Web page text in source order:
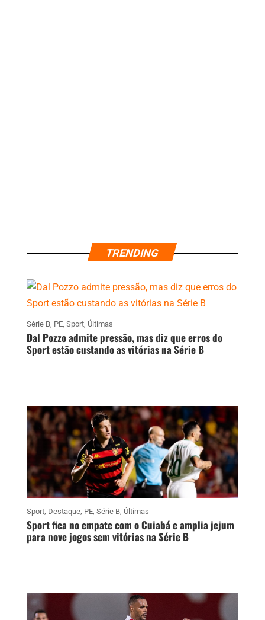
TRENDING
Série B, PE, Sport, Últimas
Dal Pozzo admite pressão, mas diz que erros do
Sport estão custando as vitórias na Série B
Sport, Destaque, PE, Série B, Últimas
Sport fica no empate com o Cuiabá e amplia jejum
para nove jogos sem vitórias na Série B